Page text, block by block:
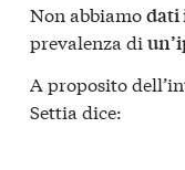
Non abbiamodati
prevalenza di
A proposito
Settia dice: